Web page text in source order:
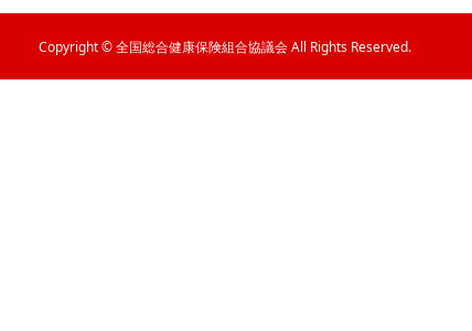
Copyright © 全国総合健康保険組合協議会 All Rights Reserved.